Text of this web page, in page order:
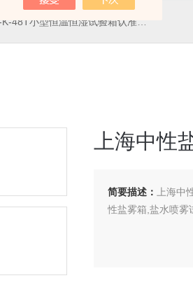
48T小型恒温恒湿试验箱认准巨怡环试
上海中性
简要描述：
上海中
性盐雾箱,盐水喷雾